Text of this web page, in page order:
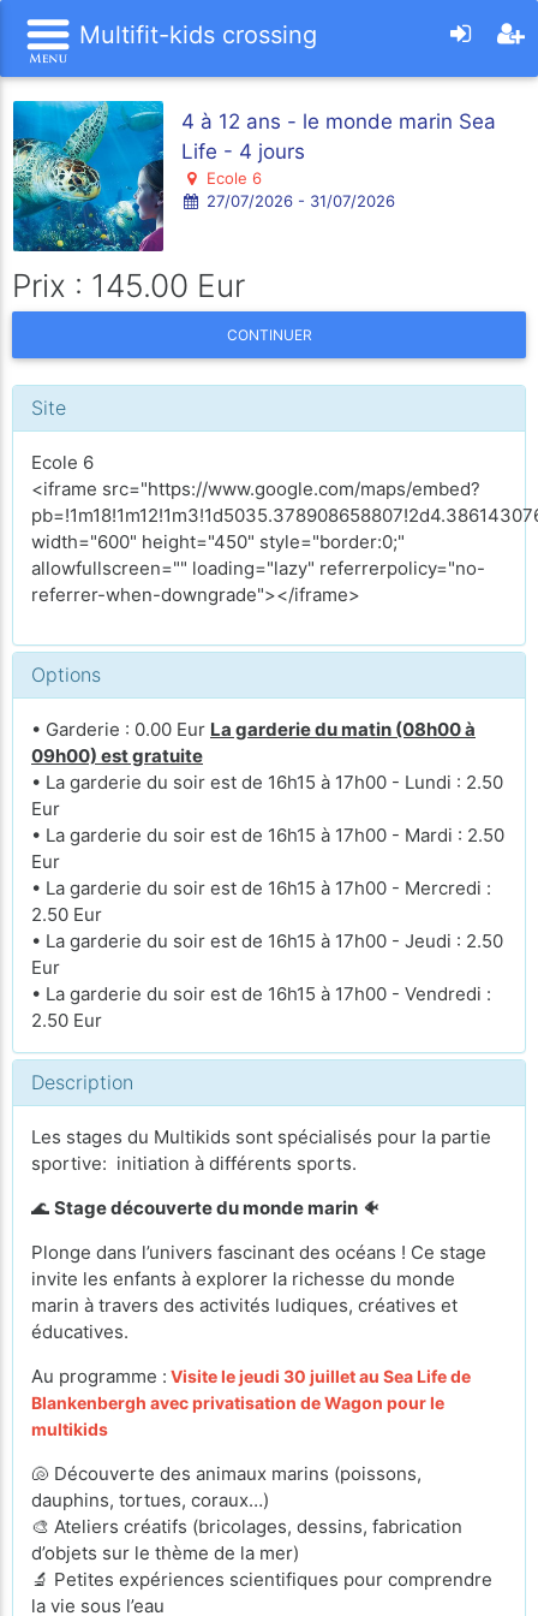
Multifit-kids crossing
4 à 12 ans - le monde marin Sea
Life - 4 jours
Ecole 6
27/07/2026 - 31/07/2026
Prix : 145.00 Eur
CONTINUER
Site
Ecole 6
<iframe src="https://www.google.com/maps/embed?
width="600" height="450" style="border:0;"
allowfullscreen="" loading="lazy" referrerpolicy="no-
referrer-when-downgrade"></iframe>
Options
• Garderie : 0.00 Eur La garderie du matin (08h00 à
09h00) est gratuite
• La garderie du soir est de 16h15 à 17h00 - Lundi : 2.50
Eur
• La garderie du soir est de 16h15 à 17h00 - Mardi : 2.50
Eur
• La garderie du soir est de 16h15 à 17h00 - Mercredi :
2.50 Eur
• La garderie du soir est de 16h15 à 17h00 - Jeudi : 2.50
Eur
• La garderie du soir est de 16h15 à 17h00 - Vendredi :
2.50 Eur
Description
Les stages du Multikids sont spécialisés pour la partie
sportive: initiation à différents sports.
🌊 Stage découverte du monde marin 🐠
Plonge dans l’univers fascinant des océans ! Ce stage
invite les enfants à explorer la richesse du monde
marin à travers des activités ludiques, créatives et
éducatives.
Au programme : Visite le jeudi 30 juillet au Sea Life de
Blankenbergh avec privatisation de Wagon pour le
multikids
🐚 Découverte des animaux marins (poissons,
dauphins, tortues, coraux…)
🎨 Ateliers créatifs (bricolages, dessins, fabrication
d’objets sur le thème de la mer)
🔬 Petites expériences scientifiques pour comprendre
la vie sous l’eau